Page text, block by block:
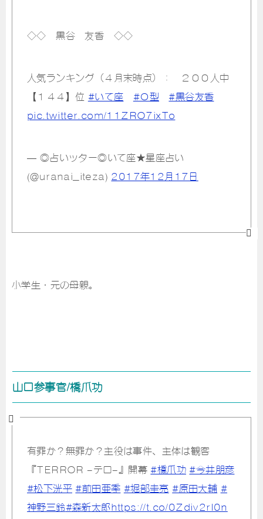
◇◇ 黒谷 友香 ◇◇
人気ランキング（４月末時点）： ２００人中
【１４４】位 #いて座 #Ｏ型
#黒谷友香
pic.twitter.com/11ZRO7ixTo
— ◎占いッター◎いて座★星座占い
(@uranai_iteza) 2017年12月17日
小学生・元の母親。
山口参事官/橋爪功
有罪か？無罪か？主役は事件、主体は観客
『TERROR -テロ-』開幕 #橋爪功 #今井朋彦
#松下洸平 #前田亜季 #堀部圭亮 #原田大輔 #
神野三鈴#森新太郎https://t.co/0Zdiv2rI0n